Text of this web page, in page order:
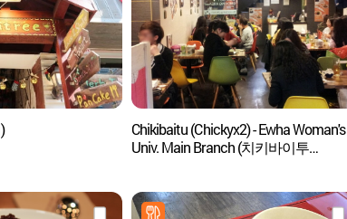
Chikibaitu (Chickyx2) - Ewha Woman's
Univ. Main Branch (치키바이투